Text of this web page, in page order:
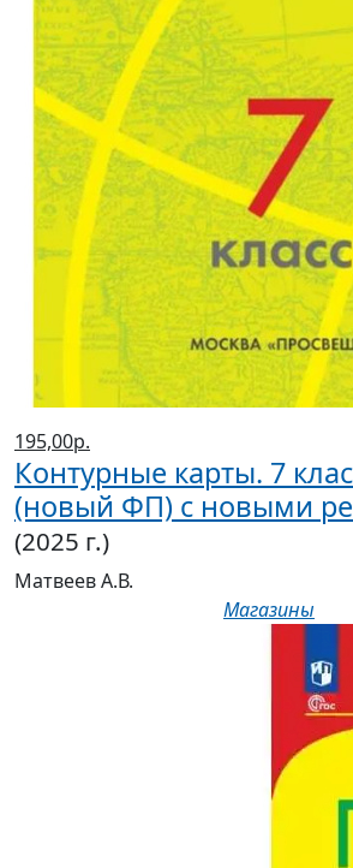
195,00р.
Контурные карты. 7
(новый ФП) с новыми
(2025 г.)
Матвеев А.В.